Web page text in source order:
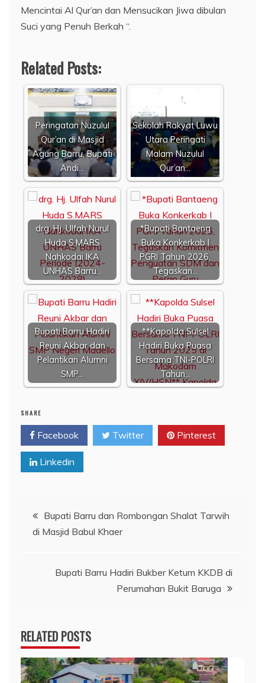
Mencintai Al Qur’an dan Mensucikan Jiwa dibulan
Suci yang Penuh Berkah “.
Related Posts:
Peringatan Nuzulul
Qur’an di Masjid
Agung Barru, Bupati
Andi…
Sekolah Rakyat Luwu
Utara Peringati
Malam Nuzulul
Qur’an…
drg. Hj. Ulfah Nurul
Huda S.MARS
Nahkodai IKA
UNHAS Barru…
*Bupati Bantaeng
Buka Konkerkab I
PGRI Tahun 2026,
Tegaskan…
Bupati Barru Hadiri
Reuni Akbar dan
Pelantikan Alumni
SMP…
**Kapolda Sulsel
Hadiri Buka Puasa
Bersama TNI-POLRI
Tahun…
SHARE
Facebook Twitter Pinterest
Linkedin
Navigasi
pos
Bupati Barru dan Rombongan Shalat Tarwih
di Masjid Babul Khaer
Bupati Barru Hadiri Bukber Ketum KKDB di
Perumahan Bukit Baruga
RELATED POSTS